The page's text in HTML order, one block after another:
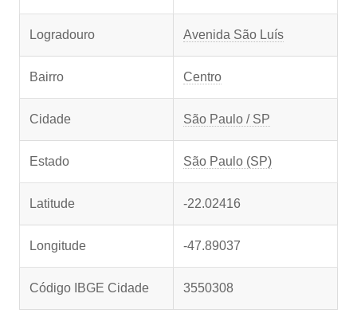
Logradouro Avenida São Luís
Bairro Centro
Cidade São Paulo / SP
Estado São Paulo (SP)
Latitude -22.02416
Longitude -47.89037
Código IBGE Cidade 3550308